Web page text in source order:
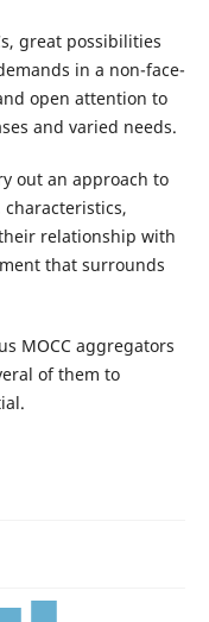
great possibilities
in a non-face-
open attention to
and varied needs.
out an approach to
characteristics,
relationship with
that surrounds
MOCC aggregators
of them to